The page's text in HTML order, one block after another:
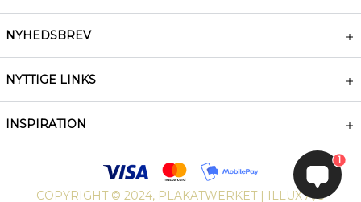
NYHEDSBREV
NYTTIGE LINKS
INSPIRATION
COPYRIGHT © 2024, PLAKATWERKET | ILLUX A/S
1